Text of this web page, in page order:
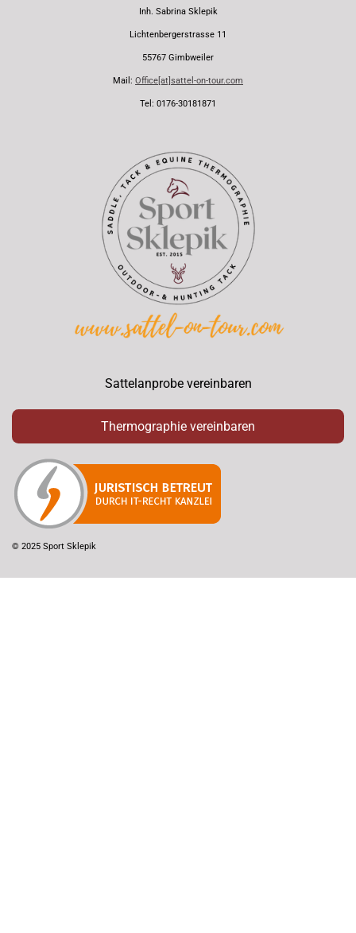
Inh. Sabrina Sklepik
Lichtenbergerstrasse 11
55767 Gimbweiler
Mail: Office[at]sattel-on-tour.com
Tel: 0176-30181871
Sattelanprobe vereinbaren
Thermographie vereinbaren
© 2025 Sport Sklepik